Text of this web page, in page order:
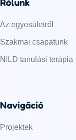
Rólunk
Az egyesületről
Szakmai csapatunk
NILD tanulási terápia
Navigáció
Projektek